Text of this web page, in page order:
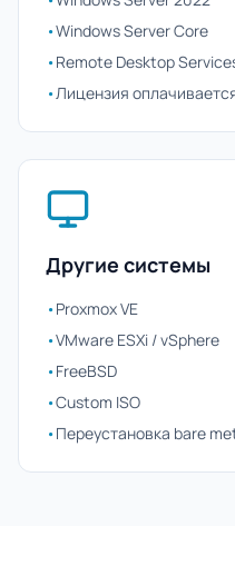
•Windows Server Core
•Remote Desktop
•Лицензия
Другие системы
•Proxmox VE
•VMware ESXi / vSphere
•FreeBSD
•Custom ISO
•Переустановка bare